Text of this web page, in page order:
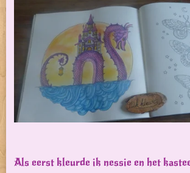
Als eerst kleurde ik nessie en het